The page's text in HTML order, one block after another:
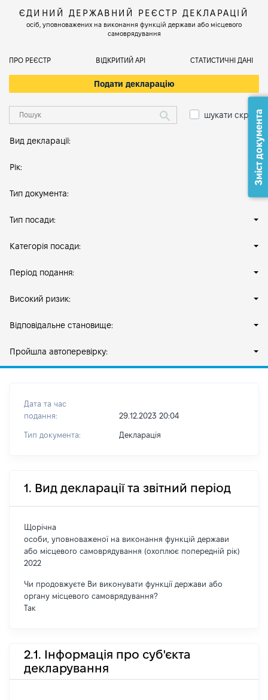
ЄДИНИЙ ДЕРЖАВНИЙ РЕЄСТР ДЕКЛАРАЦІЙ
осіб, уповноважених на виконання функцій держави або місцевого
самоврядування
ПРО РЕЄСТР ВІДКРИТИЙ АРІ СТАТИСТИЧНІ ДАНІ
Подати декларацію
шукати скрізь
Вид декларації:
Рік:
Тип документа:
Тип посади:
Категорія посади:
Період подання:
Високий ризик:
Відповідальне становище:
Пройшла автоперевірку:
Дата та час
подання:
29.12.2023 20:04
Тип документа: Декларація
1. Вид декларації та звітний період
Щорічна
особи, уповноваженої на виконання функцій держави
або місцевого самоврядування (охоплює попередній рік)
2022
Чи продовжуєте Ви виконувати функції держави або
органу місцевого самоврядування?
Так
2.1. Інформація про суб'єкта
декларування
Зміст документа